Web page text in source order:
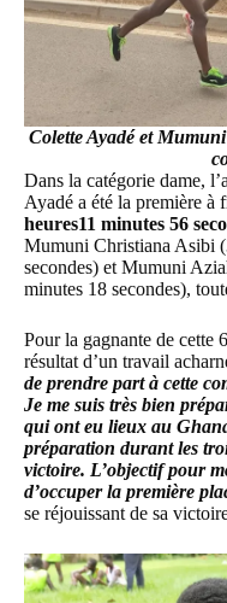
Colette Ayadé et
Dans la catégorie dame,
Ayadé a été la première à
heures11 minutes 56
Mumuni Christiana Asibi
secondes) et Mumuni
minutes 18 secondes),
Pour la gagnante de cette 6
résultat d’un travail
de prendre part à cette
Je me suis très bien
qui ont eu lieux au
préparation durant les
victoire. L’objectif pour
d’occuper la première
se réjouissant de sa